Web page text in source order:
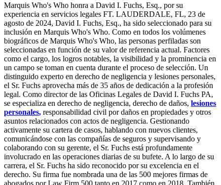
Marquis Who's Who honra a David I. Fuchs, Esq., por su
experiencia en servicios legales FT. LAUDERDALE, FL, 23 de
agosto de 2024, David I. Fuchs, Esq., ha sido seleccionado para su
inclusión en Marquis Who's Who. Como en todos los volúmenes
biográficos de Marquis Who's Who, las personas perfiladas son
seleccionadas en función de su valor de referencia actual. Factores
como el cargo, los logros notables, la visibilidad y la prominencia en
un campo se toman en cuenta durante el proceso de selección. Un
distinguido experto en derecho de negligencia y lesiones personales,
el Sr. Fuchs aprovecha más de 35 años de dedicación a la profesión
legal. Como director de las Oficinas Legales de David I. Fuchs PA,
se especializa en derecho de negligencia, derecho de daños, lesiones
personales, responsabilidad civil por daños en propiedades y otros
asuntos relacionados con actos de negligencia. Gestionando
activamente su cartera de casos, hablando con nuevos clientes,
comunicándose con las compañías de seguros y supervisando y
colaborando con su gerente, el Sr. Fuchs está profundamente
involucrado en las operaciones diarias de su bufete. A lo largo de su
carrera, el Sr. Fuchs ha sido reconocido por su excelencia en el
derecho. Su firma fue nombrada una de las 500 mejores firmas de
abogados por Law Firm 500 tanto en 2017 como en 2018. También